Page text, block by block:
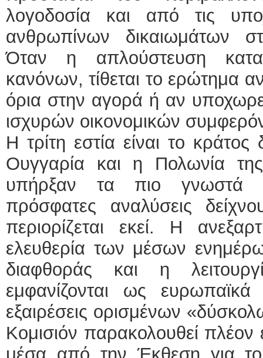
λογοδοσία και από τις
ανθρωπίνων δικαιωμάτων
Όταν η απλούστευση
κανόνων, τίθεται το ερώτημα
όρια στην αγορά ή αν
ισχυρών οικονομικών
Η τρίτη εστία είναι το
Ουγγαρία και η Πολωνία
υπήρξαν τα πιο γνωστά
πρόσφατες αναλύσεις
περιορίζεται εκεί. Η
ελευθερία των μέσων
διαφθοράς και η
εμφανίζονται ως
εξαιρέσεις ορισμένων
Κομισιόν παρακολουθεί